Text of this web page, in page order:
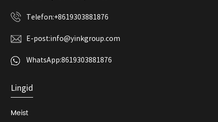
Telefon:+8619303881876
E-post:info@yinkgroup.com
WhatsApp:8619303881876
Lingid
Meist